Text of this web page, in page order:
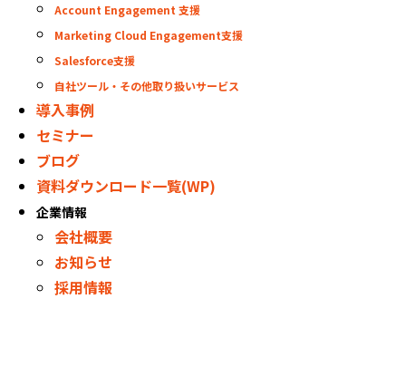
Account Engagement 支援
Marketing Cloud Engagement支援
Salesforce支援
自社ツール・その他取り扱いサービス
導入事例
セミナー
ブログ
資料ダウンロード一覧(WP)
企業情報
会社概要
お知らせ
採用情報